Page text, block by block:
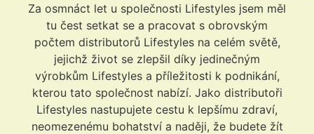
Za osmnáct let u společnosti Lifestyles jsem měl
tu čest setkat se a pracovat s obrovským
počtem distributorů Lifestyles na celém světě,
jejichž život se zlepšil díky jedinečným
výrobkům Lifestyles a příležitosti k podnikání,
kterou tato společnost nabízí. Jako distributoři
Lifestyles nastupujete cestu k lepšímu zdraví,
neomezenému bohatství a naději, že budete žít